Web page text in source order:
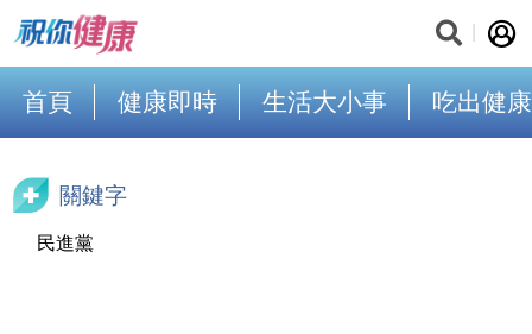
首頁 健康即時 生活大小事 吃出健康
關鍵字
民進黨